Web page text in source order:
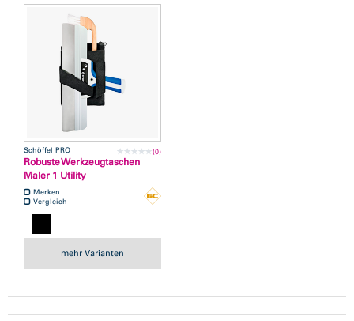
Schöffel PRO (0)
Robuste Werkzeugtaschen
Maler 1 Utility
Merken
Vergleich
mehr Varianten